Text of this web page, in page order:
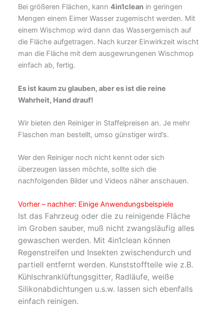
Bei größeren Flächen, kann4in1clean in geringen
Mengen einem Eimer Wasser zugemischt werden. Mit
einem Wischmop wird dann das Wassergemisch auf
die Fläche aufgetragen. Nach kurzer Einwirkzeit wischt
man die Fläche mit dem ausgewrungenen Wischmop
einfach ab, fertig.
Es ist kaum zu glauben, aber es ist die reine
Wahrheit, Hand drauf!
Wir bieten den Reiniger in Staffelpreisen an. Je mehr
Flaschen man bestellt, umso günstiger wird’s.
Wer den Reiniger noch nicht kennt oder sich
überzeugen lassen möchte, sollte sich die
nachfolgenden Bilder und Videos näher anschauen.
Vorher – nachher: Einige Anwendungsbeispiele
Ist das Fahrzeug oder die zu reinigende Fläche
im Groben sauber, muß nicht zwangsläufig alles
gewaschen werden. Mit 4in1clean können
Regenstreifen und Insekten zwischendurch und
partiell entfernt werden. Kunststoffteile wie z.B.
Kühlschranklüftungsgitter, Radläufe, weiße
Silikonabdichtungen u.s.w. lassen sich ebenfalls
einfach reinigen.